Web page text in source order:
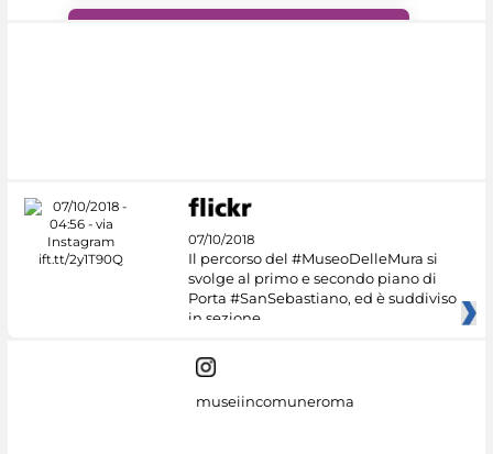
07/10/2018
Il percorso del #MuseoDelleMura si
svolge al primo e secondo piano di
Porta #SanSebastiano, ed è suddiviso
in sezione
museiincomuneroma